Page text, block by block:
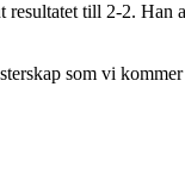
till 2-2. Han
som vi